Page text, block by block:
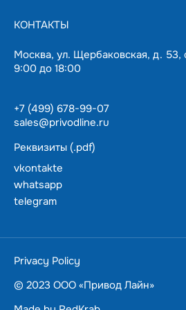
варианты решения.
Ценим ваше время — подберем
пределах Москвы
в течении суток.
КОНТАКТЫ
Москва, ул. Щербаковская, д.
9:00 до 18:00
+7 (499) 678-99-07
sales@privodline.ru
Реквизиты (.pdf)
vkontakte
whatsapp
telegram
Privacy Policy
© 2023 ООО «Привод Лайн»